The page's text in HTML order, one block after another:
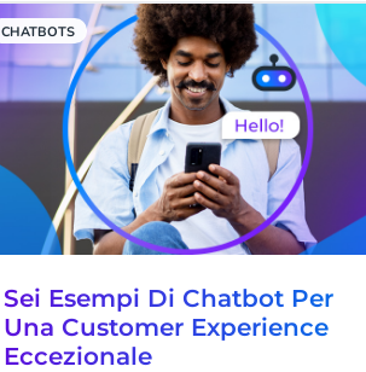
comprensibile che desiderino
spegnere telefoni, radio e TV e
ignorare qualsiasi forma di marketing
fino alla fine dei saldi. Come
proprietario di un eCommerce, devi
sempre cercare di evitare questo
scenario diversificando la tua
strategia di marketing in modo che
risponda ai bisogni e alle sensibilità
dei tuoi clienti.
CHATBOTS
Sei Esempi Di Chatbot Per
Una Customer Experience
Eccezionale